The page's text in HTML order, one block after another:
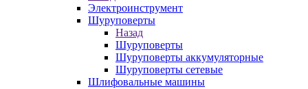
Электроинструмент
Шуруповерты
Назад
Шуруповерты
Шуруповерты аккумуляторные
Шуруповерты сетевые
Шлифовальные машины